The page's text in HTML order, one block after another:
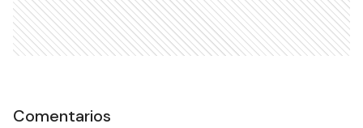
Comentarios